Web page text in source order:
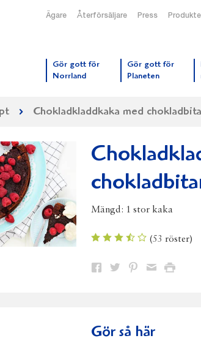
Ägare Återförsäljare Press
Gör gott för
Norrland
Gör gott för
Planeten
Chokladkladdkaka med
Mängd: 1 stor kaka
(53 röster)
Dela Dela Dela DelaSkriv
Gör så här